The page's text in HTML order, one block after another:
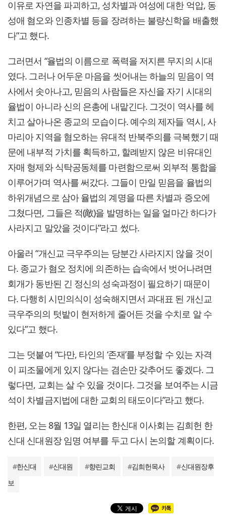
이유로 자연을 파괴하고, 성차별과 여성에 대한 억압, 동
성애 혐오와 인종차별 등을 장려하는 불량신학을 배출했
다”고 했다.
그러면서 “율법의 이름으로 폭력을 저지른 무지의 시대
였다. 그러나 어두운 마음을 씻어내는 하늘의 믿음이 역
사에서 솟아나고, 믿음의 사람들은 자신을 자기 시대의
율법이 아니라 신의 은총에 내맡긴다. 그것이 역사를 헤
치고 살아나온 종교의 모습이다. 예수의 제자들 역시, 사
마리아 지역을 혐오하는 유대적 반북주의를 극복했기 때
문에 내부적 가치를 획득하고, 할례받지 않은 비유대인
자매 형제와 식탁공동체를 마련함으로써 외부적 통합을
이루어가며 역사를 써갔다. 그들이 만일 믿음을 율법의
하위개념으로 삼아 율법의 계명을 따른 차별과 증오에
그쳤다면, 그들은 적(敵)을 발명하는 일을 얼마간 하다가
사라지고 말았을 것이다”라고 썼다.
아울러 “개신교 극우주의는 당분간 사라지지 않을 것이
다. 종교가 혐오 정치에 의존하는 습속에서 벗어나려면
회개가 동반된 긴 정신의 성숙과정이 필요하기 때문이
다. 다행히 시민의식이 성숙해지면서 과대표 된 개신교
극우주의의 텃밭이 현저하게 줄어든 것을 수치로 알 수
있다”고 했다.
그는 덧붙여 “다만, 타인의 ‘존재’를 부정할 수 있는 자격
이 피조물에게 있지 않다는 겸손만 갖추어도 좋겠다. 그
렇다면, 교회는 살 수 있을 것이다. 그것을 보여주는 시금
석이 차별금지법에 대한 교회의 태도이다”라고 했다.
한편, 오는 8월 13일 열리는 한신대 이사회는 김희헌 한
신대 신대원장 임명 여부를 두고 다시 논의할 계획이다.
#한신대 #신대원 #향린교회 #김희헌목사 #신대원장후
보